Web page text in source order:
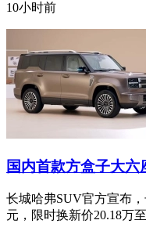
10小时前
国内首款方盒子大
长城哈弗SUV官方宣布
元，限时换新价20.18万